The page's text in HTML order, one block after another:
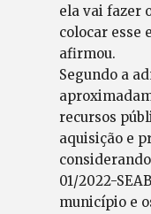
ela vai fazer
colocar esse
afirmou.
Segundo a
recursos
aquisição e
01/2022-
município e